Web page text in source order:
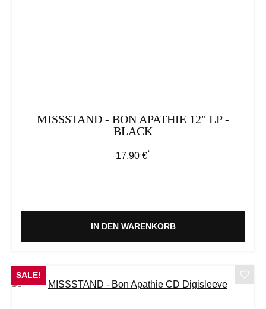
MISSSTAND - BON APATHIE 12" LP -
BLACK
Regulärer Preis:
17,90 €*
IN DEN WARENKORB
SALE!